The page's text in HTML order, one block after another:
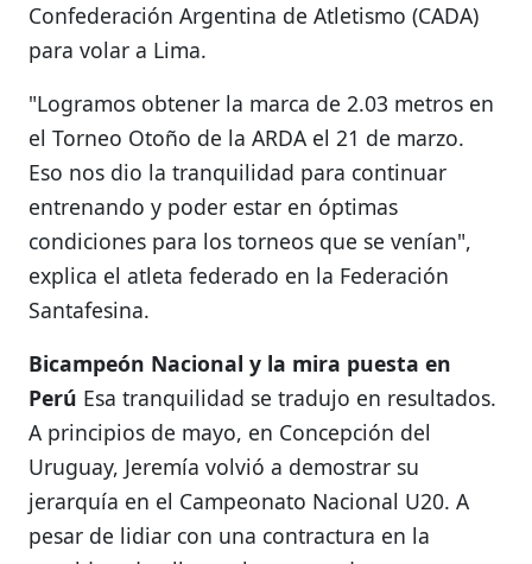
Confederación Argentina de Atletismo (CADA)
para volar a Lima.
"Logramos obtener la marca de 2.03 metros en
el Torneo Otoño de la ARDA el 21 de marzo.
Eso nos dio la tranquilidad para continuar
entrenando y poder estar en óptimas
condiciones para los torneos que se venían",
explica el atleta federado en la Federación
Santafesina.
Bicampeón Nacional y la mira puesta en
Perú Esa tranquilidad se tradujo en resultados.
A principios de mayo, en Concepción del
Uruguay, Jeremía volvió a demostrar su
jerarquía en el Campeonato Nacional U20. A
pesar de lidiar con una contractura en la